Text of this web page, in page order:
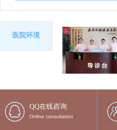
医院环境
QQ在线咨询
Online consultation